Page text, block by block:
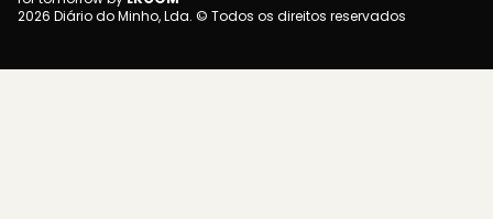
2026 Diário do Minho, Lda. © Todos os direitos reservados